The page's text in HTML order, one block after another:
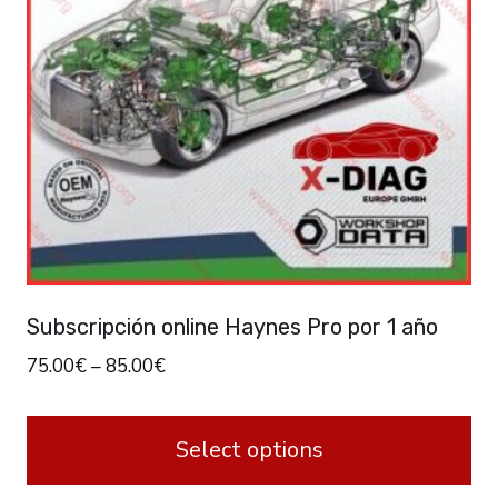
Subscripción online Haynes Pro por 1 año
75.00€–85.00€
Select options